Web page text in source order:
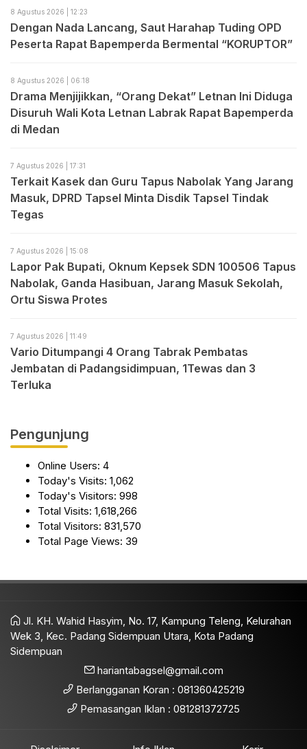
8 Agustus 2026 | 12:23
Dengan Nada Lancang, Saut Harahap Tuding OPD
Peserta Rapat Bapemperda Bermental “KORUPTOR”
8 Agustus 2026 | 06:18
Drama Menjijikkan, “Orang Dekat” Letnan Ini Diduga
Disuruh Wali Kota Letnan Labrak Rapat Bapemperda
di Medan
7 Agustus 2026 | 17:31
Terkait Kasek dan Guru Tapus Nabolak Yang Jarang
Masuk, DPRD Tapsel Minta Disdik Tapsel Tindak
Tegas
7 Agustus 2026 | 15:08
Lapor Pak Bupati, Oknum Kepsek SDN 100506 Tapus
Nabolak, Ganda Hasibuan, Jarang Masuk Sekolah,
Ortu Siswa Protes
7 Agustus 2026 | 11:49
Vario Ditumpangi 4 Orang Tabrak Pembatas
Jembatan di Padangsidimpuan, 1Tewas dan 3
Terluka
Pengunjung
Online Users: 4
Today's Visits: 1,062
Today's Visitors: 998
Total Visits: 1,618,266
Total Visitors: 831,570
Total Page Views: 39
Jl. KH. Wahid Hasyim, No. 17, Kampung Teleng, Kelurahan
Wek 3, Kec. Padang Sidempuan Utara, Kota Padang
Sidempuan
hariantabagsel@gmail.com
Berlangganan Koran : 081360425219
Pemasangan Iklan : 081281372725